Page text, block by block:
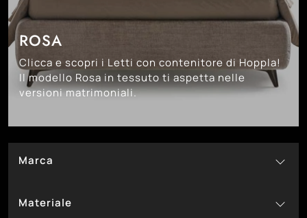
Marca
Colombini Casa 43
Materiale
ROSA
Clicca e scopri i Letti con contenitore di Hoppla!
Il modello Rosa in tessuto ti aspetta nelle
versioni matrimoniali.